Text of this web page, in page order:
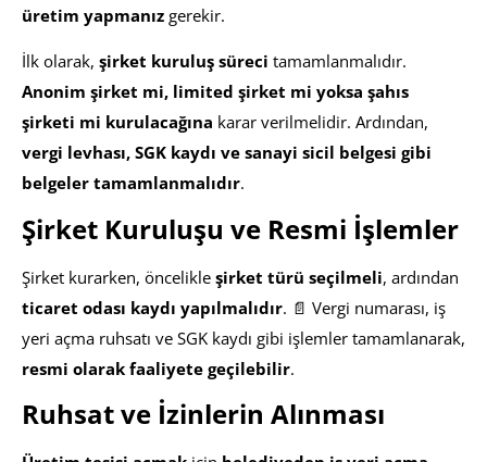
üretim yapmanız gerekir.
İlk olarak, şirket kuruluş süreci tamamlanmalıdır.
Anonim şirket mi, limited şirket mi yoksa şahıs
şirketi mi kurulacağına karar verilmelidir. Ardından,
vergi levhası, SGK kaydı ve sanayi sicil belgesi gibi
belgeler tamamlanmalıdır.
Şirket Kuruluşu ve Resmi İşlemler
Şirket kurarken, öncelikle şirket türü seçilmeli, ardından
ticaret odası kaydı yapılmalıdır. 📄 Vergi numarası, iş
yeri açma ruhsatı ve SGK kaydı gibi işlemler tamamlanarak,
resmi olarak faaliyete geçilebilir.
Ruhsat ve İzinlerin Alınması